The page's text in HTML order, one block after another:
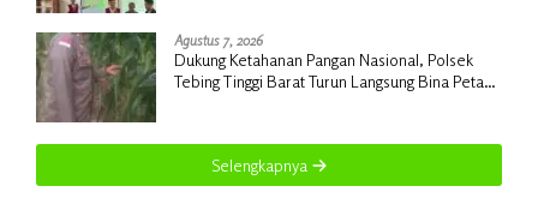
Agustus 7, 2026
Dukung Ketahanan Pangan Nasional, Polsek
Tebing Tinggi Barat Turun Langsung Bina Petani
Selengkapnya